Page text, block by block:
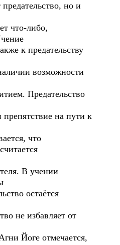
но и
что-либо,
к предательству
возможности
Предательство
на пути к
что
В учении
остаётся
не избавляет от
Йоге отмечается,